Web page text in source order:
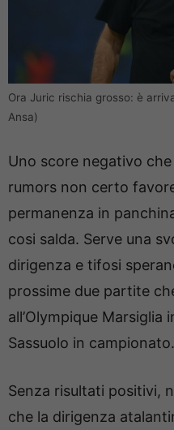
Ora Juric rischia grosso: è
Ansa)
Uno score negativo
rumors non certo
permanenza in
cosi salda. Serve una
dirigenza e tifosi
prossime due partite
all’Olympique Marsiglia
Sassuolo in campionato.
Senza risultati positivi,
che la dirigenza